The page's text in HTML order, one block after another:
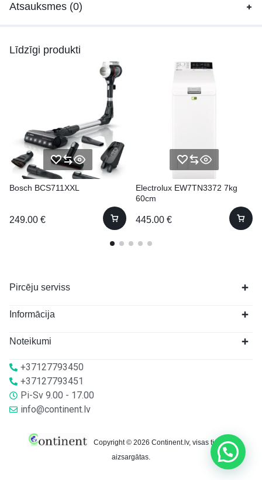
Atsauksmes (0)
Līdzīgi produkti
Bosch BCS711XXL
249.00 €
Electrolux EW7TN3372 7kg
60cm
445.00 €
Pircēju serviss
Informācija
Noteikumi
+37127793450
+37127793451
Pi-Sv 9.00 - 17.00
info@continent.lv
Copyright © 2026 Continent.lv, visas tiesības
aizsargātas.